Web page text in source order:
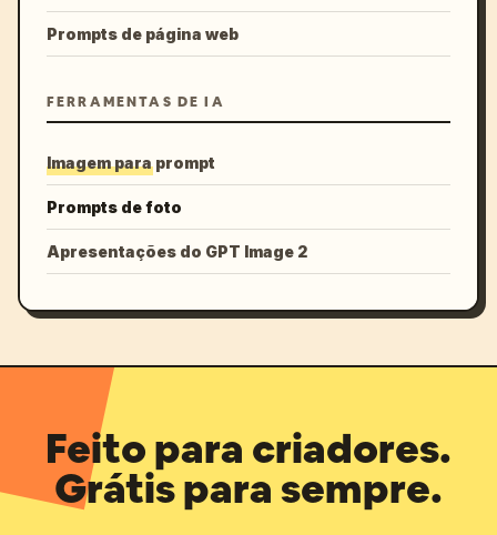
Prompts de página web
FERRAMENTAS DE IA
Imagem para prompt
Prompts de foto
Apresentações do GPT Image 2
Feito para criadores.
Grátis para sempre.